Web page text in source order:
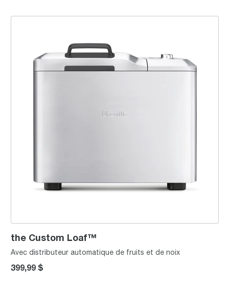
the Custom Loaf™
the Custom Loaf™
Avec distributeur automatique de fruits et de noix
399,99 $